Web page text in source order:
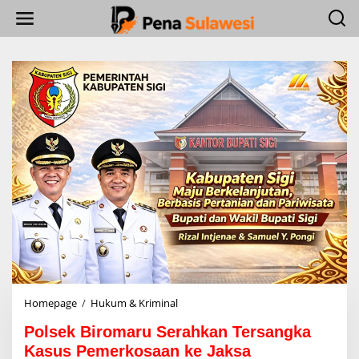
w
Homepage / Hukum & Kriminal
l
s
Polsek Biromaru Serahkan Tersangka
Kasus Pemerkosaan ke Jaksa